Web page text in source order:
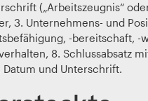
(„Arbeitszeugnis“
3. Unternehmens- und
-bereitschaft, -
8. Schlussabsatz
Datum und Unterschrift.